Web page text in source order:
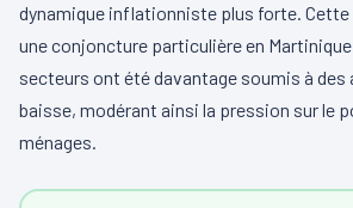
dynamique inflationniste plus forte.
une conjoncture particulière en
secteurs ont été davantage soumis à des
baisse, modérant ainsi la pression sur le
ménages.